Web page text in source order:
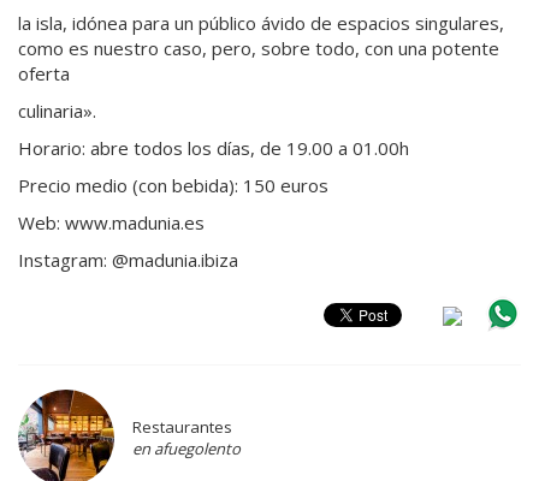
la isla, idónea para un público ávido de espacios singulares,
como es nuestro caso, pero, sobre todo, con una potente
oferta
culinaria».
Horario: abre todos los días, de 19.00 a 01.00h
Precio medio (con bebida): 150 euros
Web: www.madunia.es
Instagram: @madunia.ibiza
Restaurantes
en afuegolento